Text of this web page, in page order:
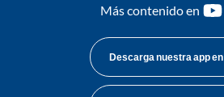
Más contenido en
Descarga nuestra app en